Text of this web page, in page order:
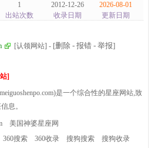
1
出站次数
2012-12-26
收录日期
2026-08-01
更新日期
[认领网站] - [删除 - 报错 - 举报]
]
是一个综合性的星座网站,致
息。
美国神婆星座网
360搜索 360收录 搜狗搜索
搜狗收录